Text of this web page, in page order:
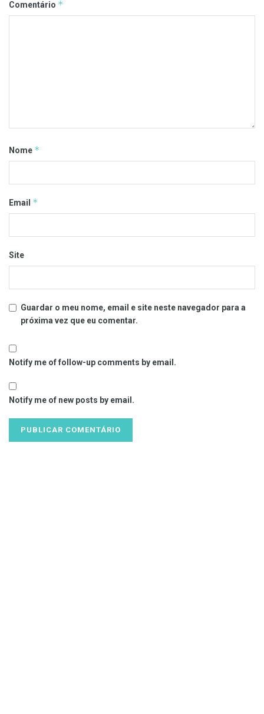
Comentário *
Nome *
Email *
Site
Guardar o meu nome, email e site neste navegador para a
próxima vez que eu comentar.
Notify me of follow-up comments by email.
Notify me of new posts by email.